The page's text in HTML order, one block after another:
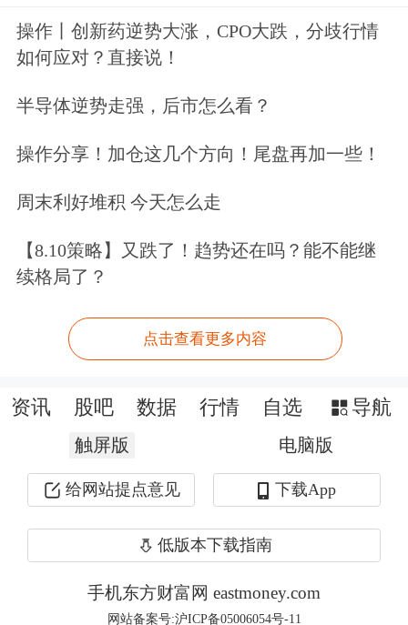
同时，公司拟向不超过35名符合条件的
特定对象发行股份，募集配套资金不超
金额，达到了近年来上市房企重组规模
操作丨创新药逆势大涨，CPO大跌，分歧行情
如何应对？直接说！
半导体逆势走强，后市怎么看？
操作分享！加仓这几个方向！尾盘再加一些！
周末利好堆积 今天怎么走
【8.10策略】又跌了！趋势还在吗？能不能继
续格局了？
点击查看更多内容
资讯 股吧 数据 行情 自选 导航
触屏版 电脑版
给网站提点意见 下载App
低版本下载指南
手机东方财富网 eastmoney.com
网站备案号:沪ICP备05006054号-11